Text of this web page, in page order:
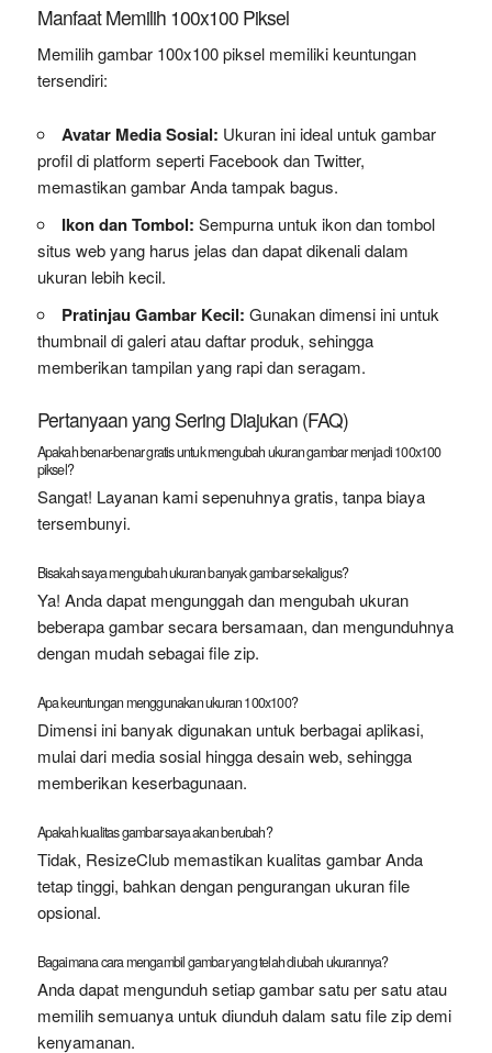
Manfaat Memilih 100x100 Piksel
Memilih gambar 100x100 piksel memiliki keuntungan
tersendiri:
Avatar Media Sosial: Ukuran ini ideal untuk gambar
profil di platform seperti Facebook dan Twitter,
memastikan gambar Anda tampak bagus.
Ikon dan Tombol: Sempurna untuk ikon dan tombol
situs web yang harus jelas dan dapat dikenali dalam
ukuran lebih kecil.
Pratinjau Gambar Kecil: Gunakan dimensi ini untuk
thumbnail di galeri atau daftar produk, sehingga
memberikan tampilan yang rapi dan seragam.
Pertanyaan yang Sering Diajukan (FAQ)
Apakah benar-benar gratis untuk mengubah ukuran gambar menjadi 100x100
piksel?
Sangat! Layanan kami sepenuhnya gratis, tanpa biaya
tersembunyi.
Bisakah saya mengubah ukuran banyak gambar sekaligus?
Ya! Anda dapat mengunggah dan mengubah ukuran
beberapa gambar secara bersamaan, dan mengunduhnya
dengan mudah sebagai file zip.
Apa keuntungan menggunakan ukuran 100x100?
Dimensi ini banyak digunakan untuk berbagai aplikasi,
mulai dari media sosial hingga desain web, sehingga
memberikan keserbagunaan.
Apakah kualitas gambar saya akan berubah?
Tidak, ResizeClub memastikan kualitas gambar Anda
tetap tinggi, bahkan dengan pengurangan ukuran file
opsional.
Bagaimana cara mengambil gambar yang telah diubah ukurannya?
Anda dapat mengunduh setiap gambar satu per satu atau
memilih semuanya untuk diunduh dalam satu file zip demi
kenyamanan.